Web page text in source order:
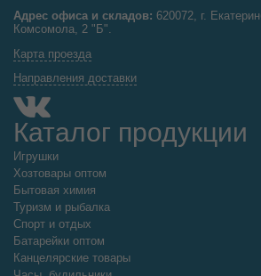
Адрес офиса и складов: 620072, г.
Комсомола, 2 "Б".
Карта проезда
Направления доставки
Каталог продукции
Игрушки
Хозтовары оптом
Бытовая химия
Туризм и рыбалка
Спорт и отдых
Батарейки оптом
Канцелярские товары